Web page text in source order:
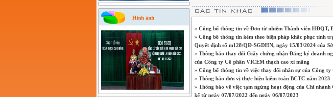
Hình ảnh
» Công bố thông tin về Đơn từ nhiệm Thành viên HĐQT,
» Công bố thông tin kèm theo biện pháp khắc phục tình
Quyết định số m128/QĐ-SGDHN, ngày 15/03/2024 của
» Thông báo thay đổi Giấy chứng nhận Đăng ký doanh
của Công ty Cổ phần VICEM thạch cao xi măng
» Công bố thông tin về việc thay đổi nhân sự của Công
» Thông báo đơn vị thực hiện kiểm toán BCTC năm 2023
» Thông báo về việc tạm ngừng hoạt động của Chi
kể từ ngày 07/07/2022 đến ngày 06/07/2023